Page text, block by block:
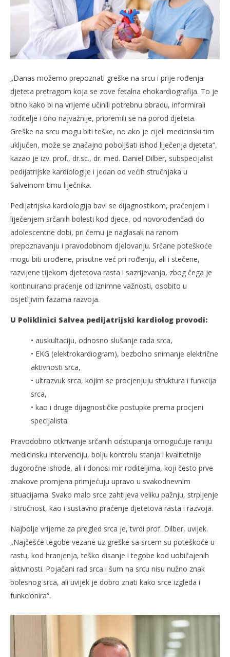
„Danas možemo prepoznati greške na srcu i prije rođenja
djeteta pretragom koja se zove fetalna ehokardiografija. To je
bitno kako bi na vrijeme učinili potrebnu obradu, informirali
roditelje i ono najvažnije, pripremili se na porod djeteta.
Greške na srcu mogu biti teške, no ako je cijeli medicinski tim
uključen, može se značajno poboljšati ishod liječenja djeteta“,
kazao je izv. prof., dr.sc., dr. med. Daniel Dilber, subspecijalist
pedijatrijske kardiologije i jedan od većih stručnjaka u
Salveinom timu liječnika.
Pedijatrijska kardiologija bavi se dijagnostikom, praćenjem i
liječenjem srčanih bolesti kod djece, od novorođenčadi do
adolescentne dobi, pri čemu je naglasak na ranom
prepoznavanju i pravodobnom djelovanju. Srčane poteškoće
mogu biti urođene, prisutne već pri rođenju, ali i stečene,
razvijene tijekom djetetova rasta i sazrijevanja, zbog čega je
kontinuirano praćenje od iznimne važnosti, osobito u
osjetljivim fazama razvoja.
U Poliklinici Salvea pedijatrijski kardiolog provodi:
• auskultaciju, odnosno slušanje rada srca,
• EKG (elektrokardiogram), bezbolno snimanje električne
aktivnosti srca,
• ultrazvuk srca, kojim se procjenjuju struktura i funkcija
srca,
• kao i druge dijagnostičke postupke prema procjeni
specijalista.
Pravodobno otkrivanje srčanih odstupanja omogućuje raniju
medicinsku intervenciju, bolju kontrolu stanja i kvalitetnije
dugoročne ishode, ali i donosi mir roditeljima, koji često prve
znakove promjena primjećuju upravo u svakodnevnim
situacijama. Svako malo srce zahtijeva veliku pažnju, strpljenje
i stručnost, kao i sustavno praćenje djetetova rasta i razvoja.
Najbolje vrijeme za pregled srca je, tvrdi prof. Dilber, uvijek.
„Najčešće tegobe vezane uz greške sa srcem su poteškoće u
rastu, kod hranjenja, teško disanje i tegobe kod uobičajenih
aktivnosti. Pojačani rad srca i šum na srcu nisu nužno znak
bolesnog srca, ali uvijek je dobro znati kako srce izgleda i
funkcionira“.